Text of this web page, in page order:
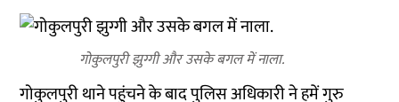
गोकुलपुरी झुग्गी और उसके बगल में नाला.
गोकुलपुरी थाने पहुंचने के बाद पुलिस अधिकारी ने हमें गुरु